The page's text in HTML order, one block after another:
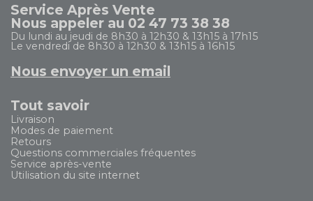
Service Après Vente
Nous appeler au 02 47 73 38 38
Du lundi au jeudi de 8h30 à 12h30 & 13h15 à 17h15
Le vendredi de 8h30 à 12h30 & 13h15 à 16h15
Nous envoyer un email
Tout savoir
Livraison
Modes de paiement
Retours
Questions commerciales fréquentes
Service après-vente
Utilisation du site internet